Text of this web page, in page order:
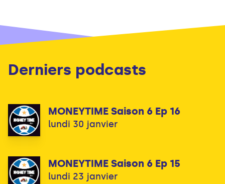
Derniers podcasts
MONEYTIME Saison 6 Ep 16
lundi 30 janvier
MONEYTIME Saison 6 Ep 15
lundi 23 janvier